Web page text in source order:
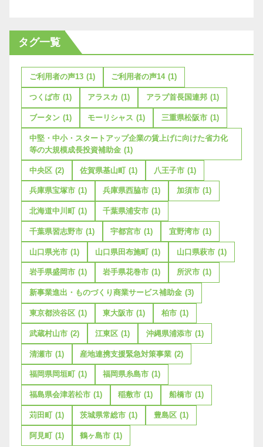
タグ一覧
ご利用者の声13 (1) ご利用者の声14 (1)
つくば市 (1) アラスカ (1) アラブ首長国連邦 (1)
ブータン (1) モーリシャス (1) 三重県松阪市 (1)
中堅・中小・スタートアップ企業の賃上げに向けた省力化
等の大規模成長投資補助金 (1)
中央区 (2) 佐賀県基山町 (1) 八王子市 (1)
兵庫県宝塚市 (1) 兵庫県西脇市 (1) 加須市 (1)
北海道中川町 (1) 千葉県浦安市 (1)
千葉県習志野市 (1) 宇都宮市 (1) 宜野湾市 (1)
山口県光市 (1) 山口県田布施町 (1) 山口県萩市 (1)
岩手県盛岡市 (1) 岩手県花巻市 (1) 所沢市 (1)
新事業進出・ものづくり商業サービス補助金 (3)
東京都渋谷区 (1) 東大阪市 (1) 柏市 (1)
武蔵村山市 (2) 江東区 (1) 沖縄県浦添市 (1)
清瀬市 (1) 産地連携支援緊急対策事業 (2)
福岡県岡垣町 (1) 福岡県糸島市 (1)
福島県会津若松市 (1) 稲敷市 (1) 船橋市 (1)
苅田町 (1) 茨城県常総市 (1) 豊島区 (1)
阿見町 (1) 鶴ヶ島市 (1)